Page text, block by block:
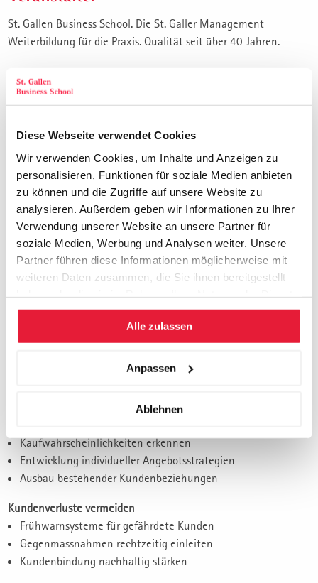
Diese Webseite verwendet Cookies
Wir verwenden Cookies, um Inhalte und Anzeigen zu
personalisieren, Funktionen für soziale Medien anbieten
zu können und die Zugriffe auf unsere Website zu
analysieren. Außerdem geben wir Informationen zu Ihrer
Verwendung unserer Website an unsere Partner für
soziale Medien, Werbung und Analysen weiter. Unsere
Partner führen diese Informationen möglicherweise mit
weiteren Daten zusammen, die Sie ihnen bereitgestellt
gesammelt haben.
Alle zulassen
Anpassen
Ablehnen
St. Gallen Business School. Die St. Galler Management
Weiterbildung für die Praxis. Qualität seit über 40 Jahren.
Themen des Executive Coachings
Wie KI und Sales Management das
Schlüsselkundengeschäft verändern
Neue Anforderungen an Key Account Manager
Strategische Bedeutung der wichtigsten Kunden
Daten als Grundlage erfolgreicher Kundenentwicklung
Kundenpotenziale erkennen
Analyse von Umsatz- und Ertragspotenzialen
Identifikation neuer Geschäftsmöglichkeiten
Priorisierung attraktiver Kundenfelder
Potenziale frühzeitig sichtbar machen
Kunden besser verstehen als je zuvor
Entwicklung kundenspezifischer Strategien
Kaufwahrscheinlichkeiten erkennen
Entwicklung individueller Angebotsstrategien
Ausbau bestehender Kundenbeziehungen
Kundenverluste vermeiden
Frühwarnsysteme für gefährdete Kunden
Gegenmassnahmen rechtzeitig einleiten
Kundenbindung nachhaltig stärken